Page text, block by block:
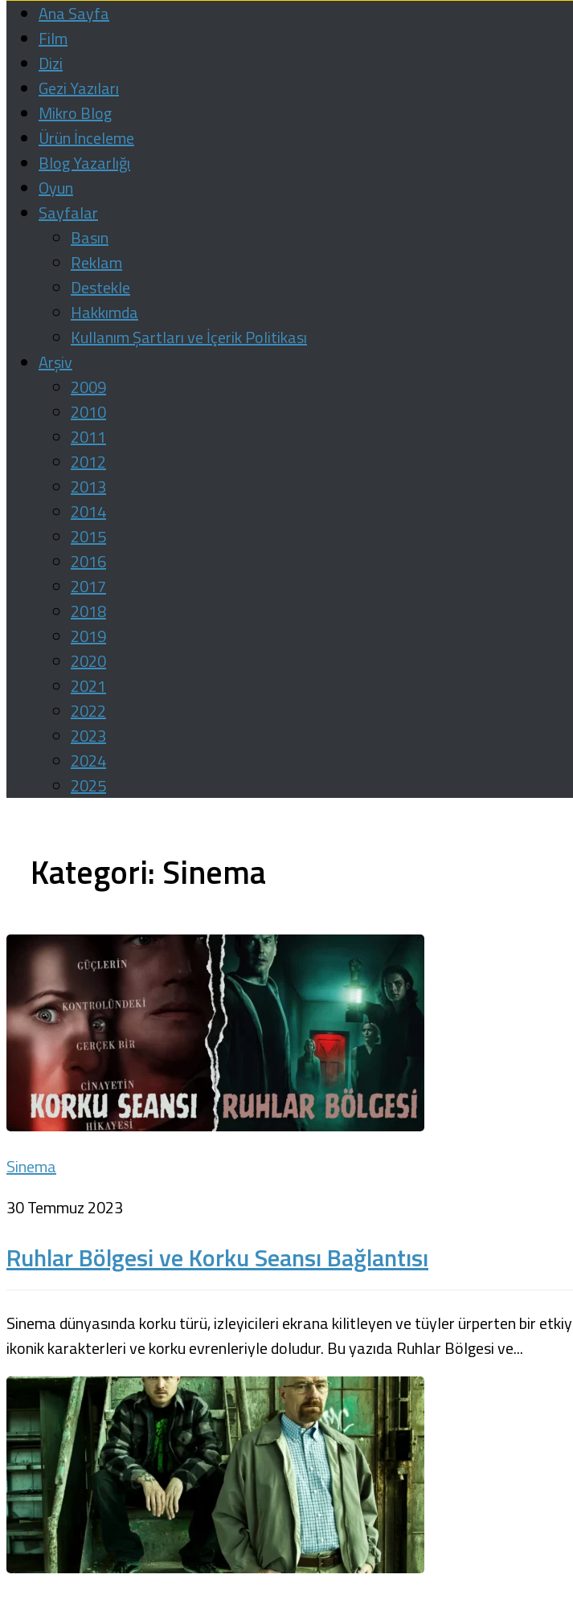
Ana Sayfa
Film
Dizi
Gezi Yazıları
Mikro Blog
Ürün İnceleme
Blog Yazarlığı
Oyun
Sayfalar
Basın
Reklam
Destekle
Hakkımda
Kullanım Şartları ve İçerik Politikası
Arşiv
2009
2010
2011
2012
2013
2014
2015
2016
2017
2018
2019
2020
2021
2022
2023
2024
2025
Kategori: Sinema
Sinema
30 Temmuz 2023
Ruhlar Bölgesi ve Korku Seansı Bağlantısı
Sinema dünyasında korku türü, izleyicileri ekrana kilitleyen ve tüyler ürperten bir
ikonik karakterleri ve korku evrenleriyle doludur. Bu yazıda Ruhlar Bölgesi ve...